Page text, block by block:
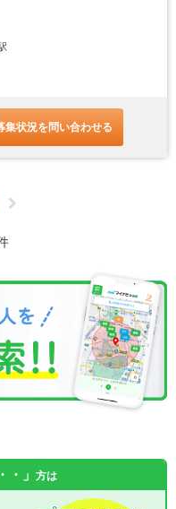
集状況を問い合わせる
・」 方は